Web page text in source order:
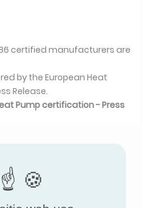
certified manufacturers are
by the European Heat
Release.
Pump certification - Press